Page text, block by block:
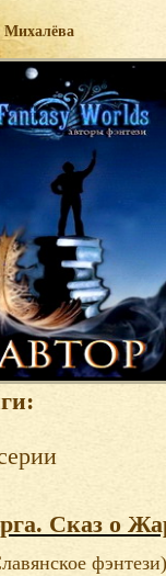
Михалёва
Сказ о
фэнтези)